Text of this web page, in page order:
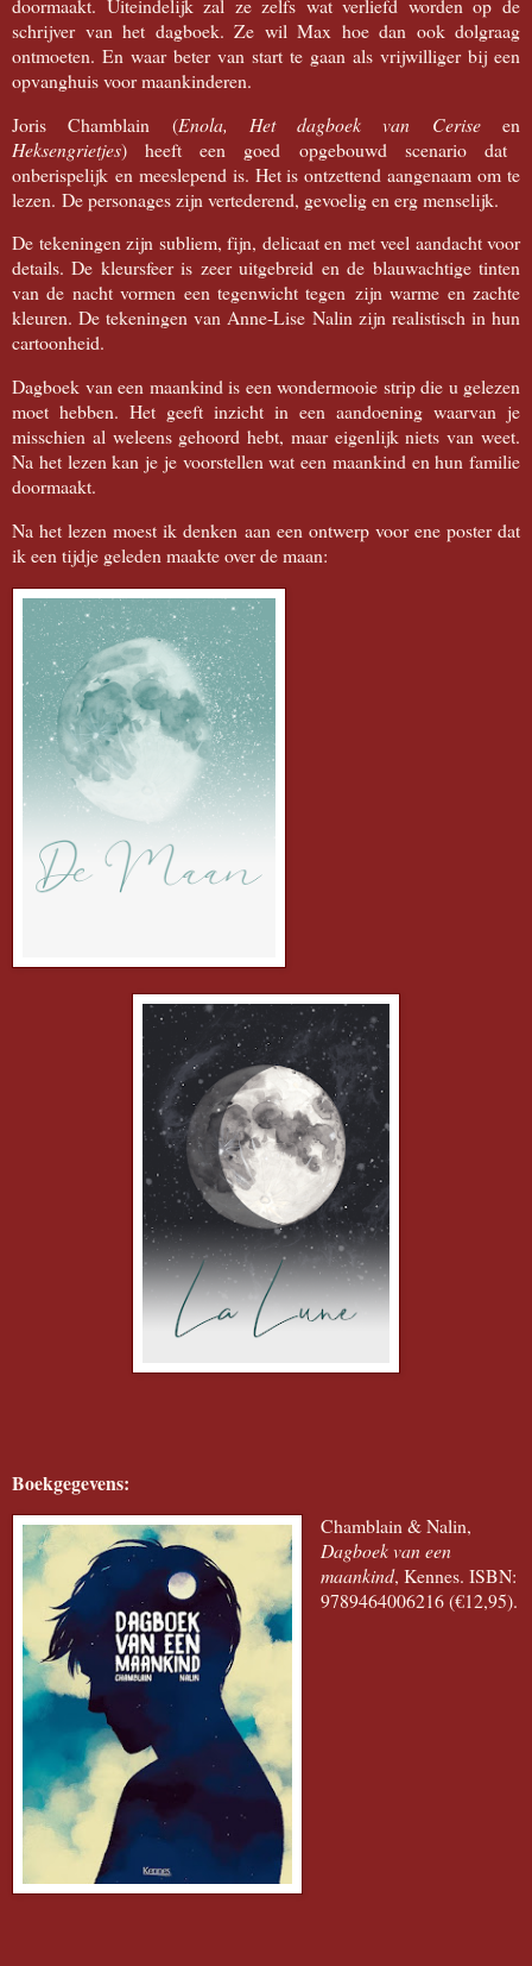
doormaakt. Uiteindelijk zal ze zelfs wat verliefd worden op de
schrijver van het dagboek. Ze wil Max hoe dan ook dolgraag
ontmoeten. En waar beter van start te gaan als vrijwilliger bij een
opvanghuis voor maankinderen.
Joris Chamblain (Enola, Het dagboek van Ceriseen
Heksengrietjes) heeft een goed opgebouwd scenario dat
onberispelijk en meeslepend is. Het is ontzettend aangenaam om te
lezen. De personages zijn vertederend, gevoelig en erg menselijk.
De tekeningen zijn subliem, fijn, delicaat en met veel aandacht voor
details. De kleursfeer is zeer uitgebreid en de blauwachtige tinten
van de nacht vormen een tegenwicht tegen zijn warme en zachte
kleuren. De tekeningen van Anne-Lise Nalin zijn realistisch in hun
cartoonheid.
Dagboek van een maankind is een wondermooie strip die u gelezen
moet hebben. Het geeft inzicht in een aandoening waarvan je
misschien al weleens gehoord hebt, maar eigenlijk niets van weet.
Na het lezen kan je je voorstellen wat een maankind en hun familie
doormaakt.
Na het lezen moest ik denken aan een ontwerp voor ene poster dat
ik een tijdje geleden maakte over de maan:
Boekgegevens:
Chamblain & Nalin,
Dagboek van een
maankind, Kennes. ISBN:
9789464006216 (€12,95).